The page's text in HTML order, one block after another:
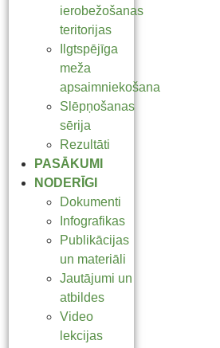
ierobežošanas
teritorijas
Ilgtspējīga
meža
apsaimniekošana
Slēpņošanas
sērija
Rezultāti
PASĀKUMI
NODERĪGI
Dokumenti
Infografikas
Publikācijas
un materiāli
Jautājumi un
atbildes
Video
lekcijas